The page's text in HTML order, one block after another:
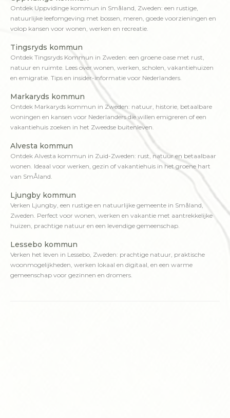
Ontdek Uppvidinge kommun in Småland, Zweden: een rustige,
natuurlijke leefomgeving met bossen, meren, goede voorzieningen en
volop kansen voor wonen, werken en recreatie.
Tingsryds kommun
Ontdek Tingsryds Kommun in Zweden: een groene oase met rust,
natuur en ruimte. Lees over wonen, werken, scholen, vakantiehuizen
en emigratie. Tips en insider-informatie voor Nederlanders.
Markaryds kommun
Ontdek Markaryds kommun in Zweden: natuur, historie, betaalbare
woningen en kansen voor Nederlanders die willen emigreren of een
vakantiehuis zoeken in het Zweedse buitenleven.
Alvesta kommun
Ontdek Alvesta kommun in Zuid-Zweden: rust, natuur en betaalbaar
wonen. Ideaal voor werken, gezin of vakantiehuis in het groene hart
van SmÅland.
Ljungby kommun
Verken Ljungby, een rustige en natuurlijke gemeente in Småland,
Zweden. Perfect voor wonen, werken en vakantie met aantrekkelijke
huizen, prachtige natuur en een levendige gemeenschap.
Lessebo kommun
Verken het leven in Lessebo, Zweden: prachtige natuur, praktische
woonmogelijkheden, werken lokaal en digitaal, en een warme
gemeenschap voor gezinnen en dromers.